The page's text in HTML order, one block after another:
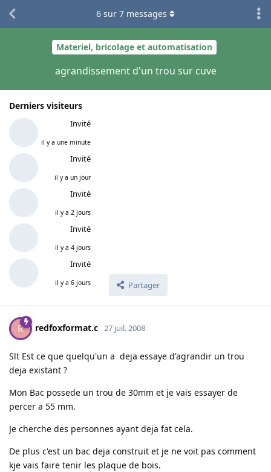
Materiel, bricolage et automatisation
agrandissement d'un trou sur cuve
Derniers visiteurs
Invité
il y a une minute
Invité
il y a un jour
Invité
il y a 2 jours
Invité
il y a 4 jours
Invité
il y a 6 jours Partager
6 sur 7 messages
R redfoxformat.c 27 juil. 2008
Slt Est ce que quelqu'un a deja essaye d'agrandir un trou
deja existant ?
Mon Bac possede un trou de 30mm et je vais essayer de
percer a 55 mm.
Je cherche des personnes ayant deja fat cela.
De plus c'est un bac deja construit et je ne voit pas comment
kje vais faire tenir les plaque de bois.